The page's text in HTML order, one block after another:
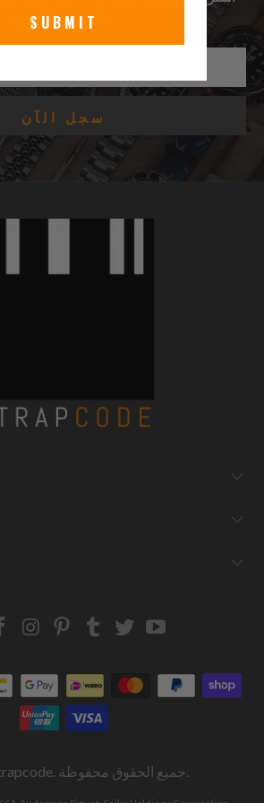
Strapcode
Facebook
Strapcode
Instagram
Strapcode
Pinterest
Strapcode
Tumblr
Strapcode
TwitterYouTube
. جميع الحقوق محفوظة.
SUBMIT